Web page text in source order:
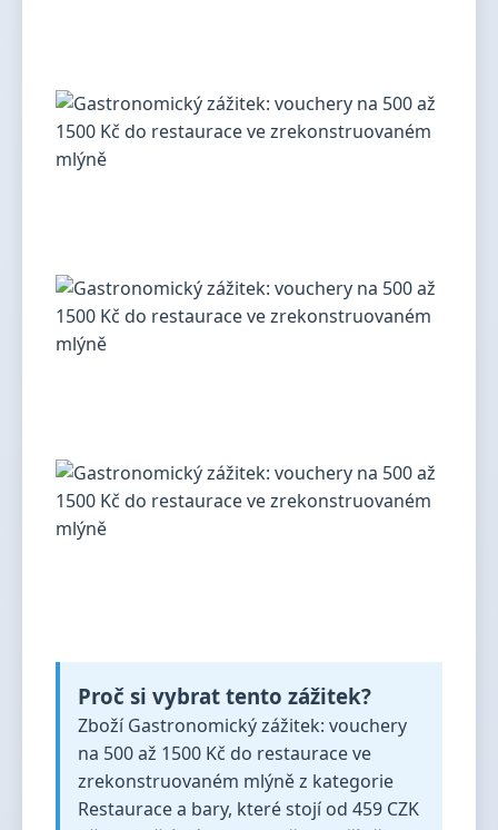
Proč si vybrat tento zážitek?
Zboží Gastronomický zážitek: vouchery
na 500 až 1500 Kč do restaurace ve
zrekonstruovaném mlýně z kategorie
Restaurace a bary, které stojí od 459 CZK